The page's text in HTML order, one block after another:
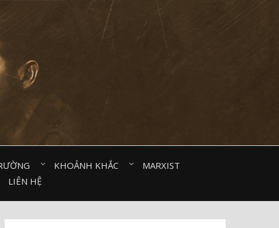
KHOẢNH KHẮC⠀
MARXIST⠀
LIÊN HỆ